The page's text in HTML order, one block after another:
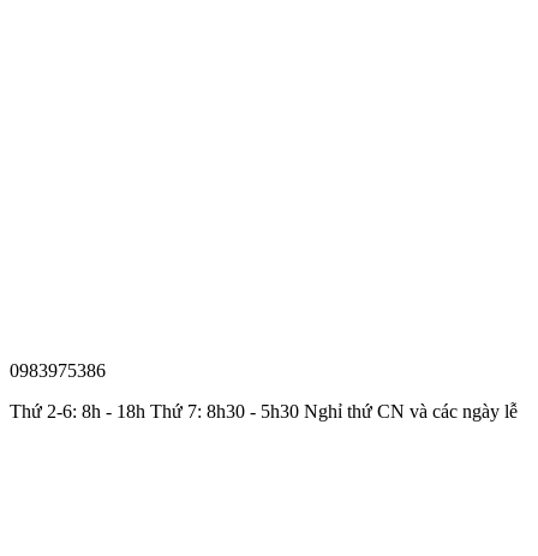
0983975386
Thứ 2-6: 8h - 18h Thứ 7: 8h30 - 5h30 Nghỉ thứ CN và các ngày lễ